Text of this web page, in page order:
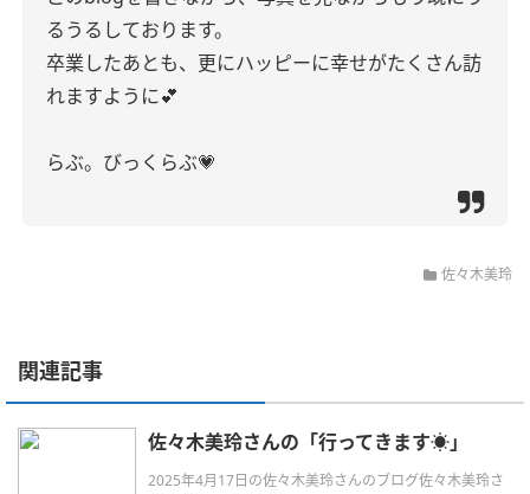
るうるしております。
卒業したあとも、更にハッピーに幸せがたくさん訪
れますように︎💕︎︎
らぶ。びっくらぶ💗
佐々木美玲
関連記事
佐々木美玲さんの「行ってきます☀️」
2025年4月17日の佐々木美玲さんのブログ佐々木美玲さ